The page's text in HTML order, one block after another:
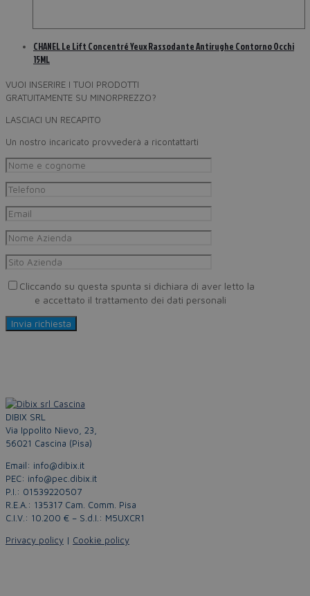
CHANEL Le Lift Concentré Yeux Rassodante Antirughe Contorno Occhi
15ML
VUOI INSERIRE I TUOI PRODOTTI
GRATUITAMENTE SU MINORPREZZO?
LASCIACI UN RECAPITO
Un nostro incaricato provvederà a ricontattarti
Cliccando su questa spunta si dichiara di aver letto la
e accettato il trattamento dei dati personali
DIBIX SRL
Via Ippolito Nievo, 23,
56021 Cascina (Pisa)
Email: info@dibix.it
PEC: info@pec.dibix.it
P.I.: 01539220507
R.E.A.: 135317 Cam. Comm. Pisa
C.I.V.: 10.200 € – S.d.I.: M5UXCR1
Privacy policy | Cookie policy